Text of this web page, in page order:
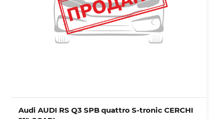
Audi AUDI RS Q3 SPB quattro S-tronic CERCHI